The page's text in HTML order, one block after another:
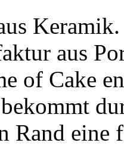
aus
of Cake
Rand eine